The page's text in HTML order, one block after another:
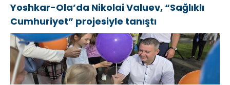
Yoshkar-Ola’da Nikolai Valuev, “Sağlıklı
Cumhuriyet” projesiyle tanıştı